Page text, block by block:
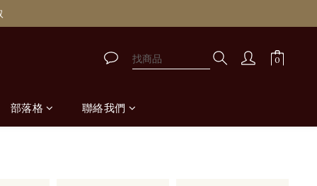
部落格 聯絡我們